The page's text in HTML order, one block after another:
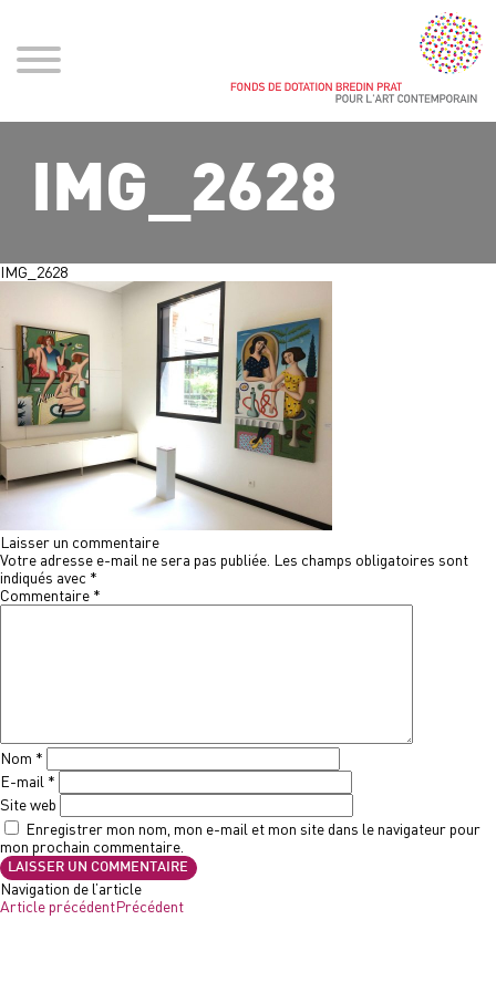
IMG_2628
IMG_2628
Laisser un commentaire
Votre adresse e-mail ne sera pas publiée. Les champs obligatoires sont
indiqués avec *
Commentaire *
Nom *
E-mail *
Site web
Enregistrer mon nom, mon e-mail et mon site dans le navigateur pour
mon prochain commentaire.
Navigation de l’article
Article précédentPrécédent